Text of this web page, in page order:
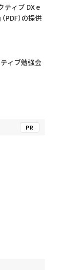
ティブ DX e
PDF）の提供
ィブ勉強会
PR